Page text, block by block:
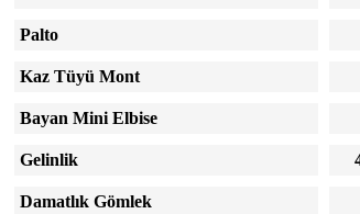
Palto
Kaz Tüyü Mont
Bayan Mini Elbise
Gelinlik
Damatlık Gömlek